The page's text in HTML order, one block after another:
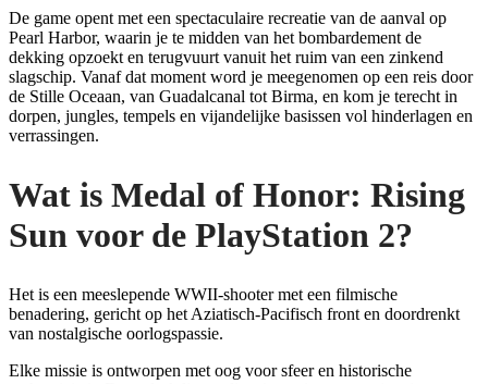
De game opent met een spectaculaire recreatie van de aanval op
Pearl Harbor, waarin je te midden van het bombardement de
dekking opzoekt en terugvuurt vanuit het ruim van een zinkend
slagschip. Vanaf dat moment word je meegenomen op een reis door
de Stille Oceaan, van Guadalcanal tot Birma, en kom je terecht in
dorpen, jungles, tempels en vijandelijke basissen vol hinderlagen en
verrassingen.
Wat is Medal of Honor: Rising
Sun voor de PlayStation 2?
Het is een meeslepende WWII-shooter met een filmische
benadering, gericht op het Aziatisch-Pacifisch front en doordrenkt
van nostalgische oorlogspassie.
Elke missie is ontworpen met oog voor sfeer en historische